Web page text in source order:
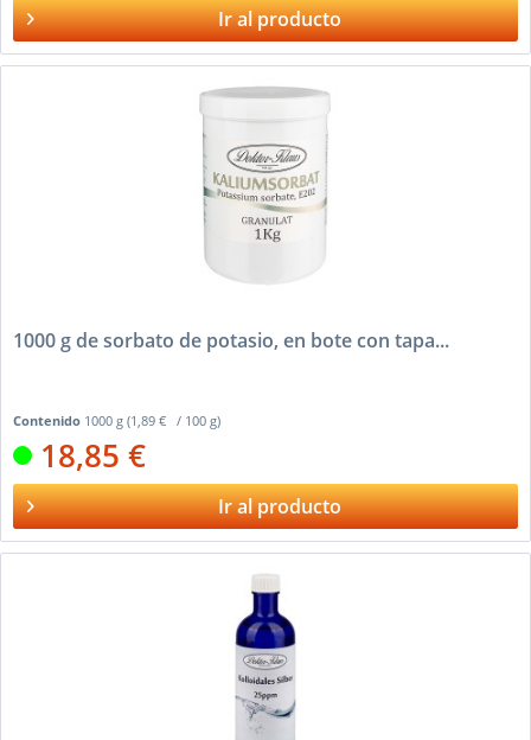
Ir al producto
1000 g de sorbato de potasio, en bote con tapa...
Contenido 1000 g(1,89 € / 100 g)
18,85 €
Ir al producto